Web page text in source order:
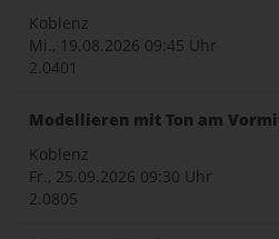
Koblenz
Mi., 19.08.2026 09:45 Uhr
2.0401
Modellieren mit Ton am
Koblenz
Fr., 25.09.2026 09:30 Uhr
2.0805